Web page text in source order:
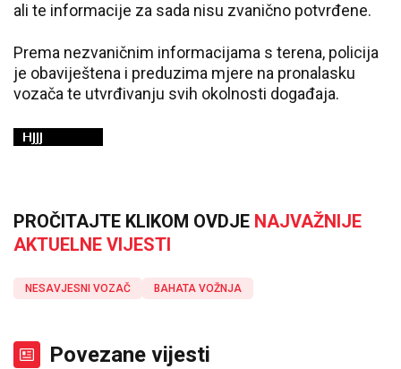
ali te informacije za sada nisu zvanično potvrđene.
Prema nezvaničnim informacijama s terena, policija
je obaviještena i preduzima mjere na pronalasku
vozača te utvrđivanju svih okolnosti događaja.
PROČITAJTE KLIKOM OVDJE NAJVAŽNIJE
AKTUELNE VIJESTI
NESAVJESNI VOZAČ BAHATA VOŽNJA
Povezane vijesti